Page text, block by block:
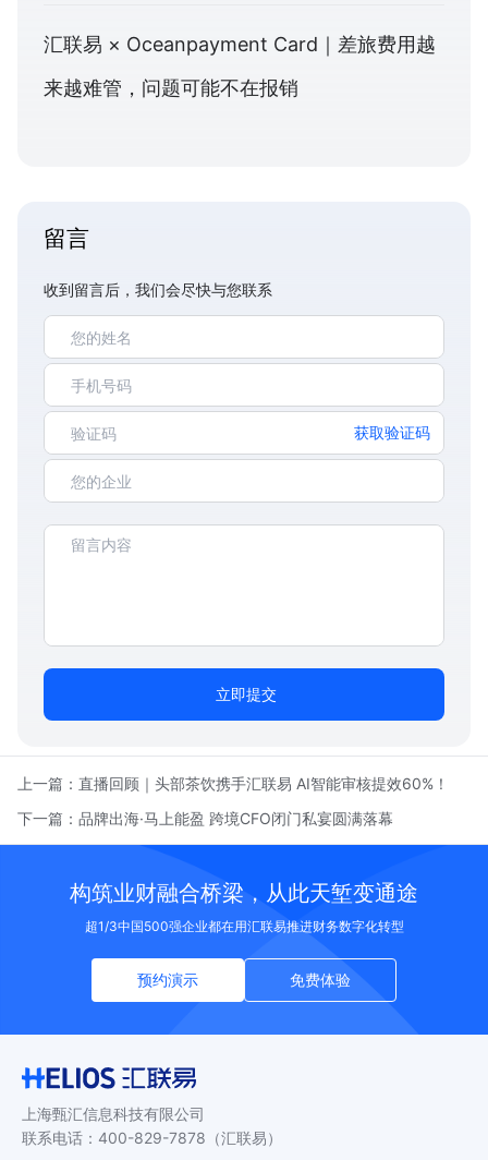
汇联易 × Oceanpayment Card｜差旅费用越
来越难管，问题可能不在报销
留言
收到留言后，我们会尽快与您联系
获取验证码
立即提交
上一篇： 直播回顾｜头部茶饮携手汇联易 AI智能审核提效60%！
下一篇： 品牌出海·马上能盈 跨境CFO闭门私宴圆满落幕
构筑业财融合桥梁，从此天堑变通途
超1/3中国500强企业都在用汇联易推进财务数字化转型
预约演示 免费体验
上海甄汇信息科技有限公司
联系电话 ： 400-829-7878 （汇联易）